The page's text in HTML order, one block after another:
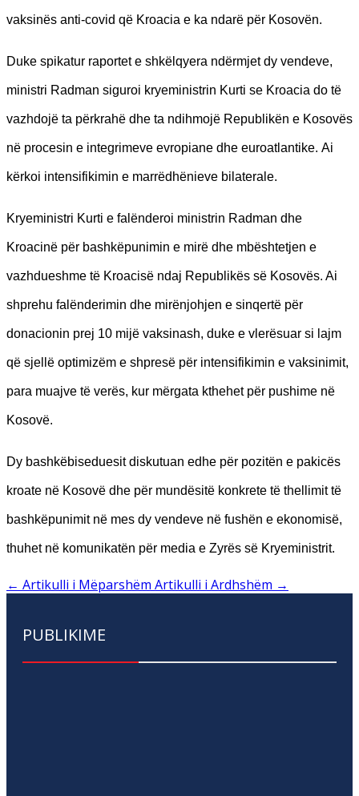
vaksinës anti-covid që Kroacia e ka ndarë për Kosovën.
Duke spikatur raportet e shkëlqyera ndërmjet dy vendeve,
ministri Radman siguroi kryeministrin Kurti se Kroacia do të
vazhdojë ta përkrahë dhe ta ndihmojë Republikën e Kosovës
në procesin e integrimeve evropiane dhe euroatlantike. Ai
kërkoi intensifikimin e marrëdhënieve bilaterale.
Kryeministri Kurti e falënderoi ministrin Radman dhe
Kroacinë për bashkëpunimin e mirë dhe mbështetjen e
vazhdueshme të Kroacisë ndaj Republikës së Kosovës. Ai
shprehu falënderimin dhe mirënjohjen e sinqertë për
donacionin prej 10 mijë vaksinash, duke e vlerësuar si lajm
që sjellë optimizëm e shpresë për intensifikimin e vaksinimit,
para muajve të verës, kur mërgata kthehet për pushime në
Kosovë.
Dy bashkëbiseduesit diskutuan edhe për pozitën e pakicës
kroate në Kosovë dhe për mundësitë konkrete të thellimit të
bashkëpunimit në mes dy vendeve në fushën e ekonomisë,
thuhet në komunikatën për media e Zyrës së Kryeministrit.
← Artikulli i Mëparshëm Artikulli i Ardhshëm →
PUBLIKIME